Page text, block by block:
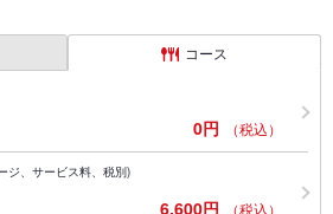
コース
0円 （税込）
ジ、サービス料、税別)
6,600円 （税込）